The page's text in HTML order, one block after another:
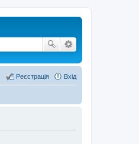
Вхід
Реєстрація